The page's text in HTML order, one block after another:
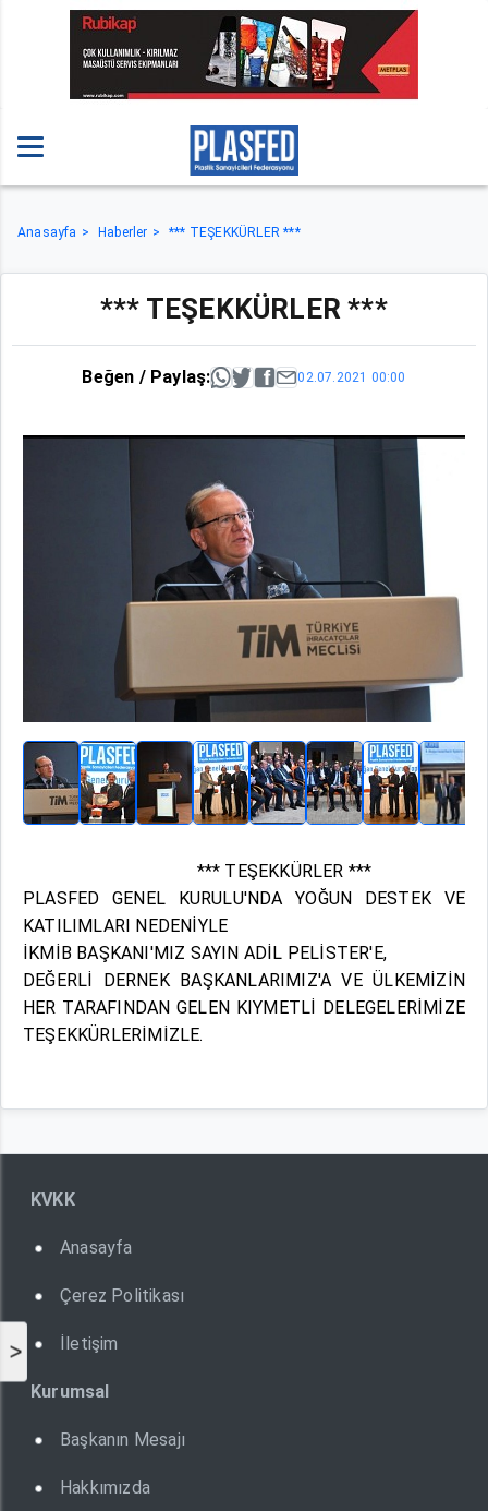
>
Anasayfa Haberler *** TEŞEKKÜRLER ***
*** TEŞEKKÜRLER ***
Beğen / Paylaş: 02.07.2021 00:00
*** TEŞEKKÜRLER ***
PLASFED GENEL KURULU'NDA YOĞUN DESTEK VE
KATILIMLARI NEDENİYLE
İKMİB BAŞKANI'MIZ SAYIN ADİL PELİSTER'E,
DEĞERLİ DERNEK BAŞKANLARIMIZ'A VE ÜLKEMİZİN
HER TARAFINDAN GELEN KIYMETLİ DELEGELERİMİZE
TEŞEKKÜRLERİMİZLE.
KVKK
Anasayfa
Çerez Politikası
İletişim
Kurumsal
Başkanın Mesajı
Hakkımızda